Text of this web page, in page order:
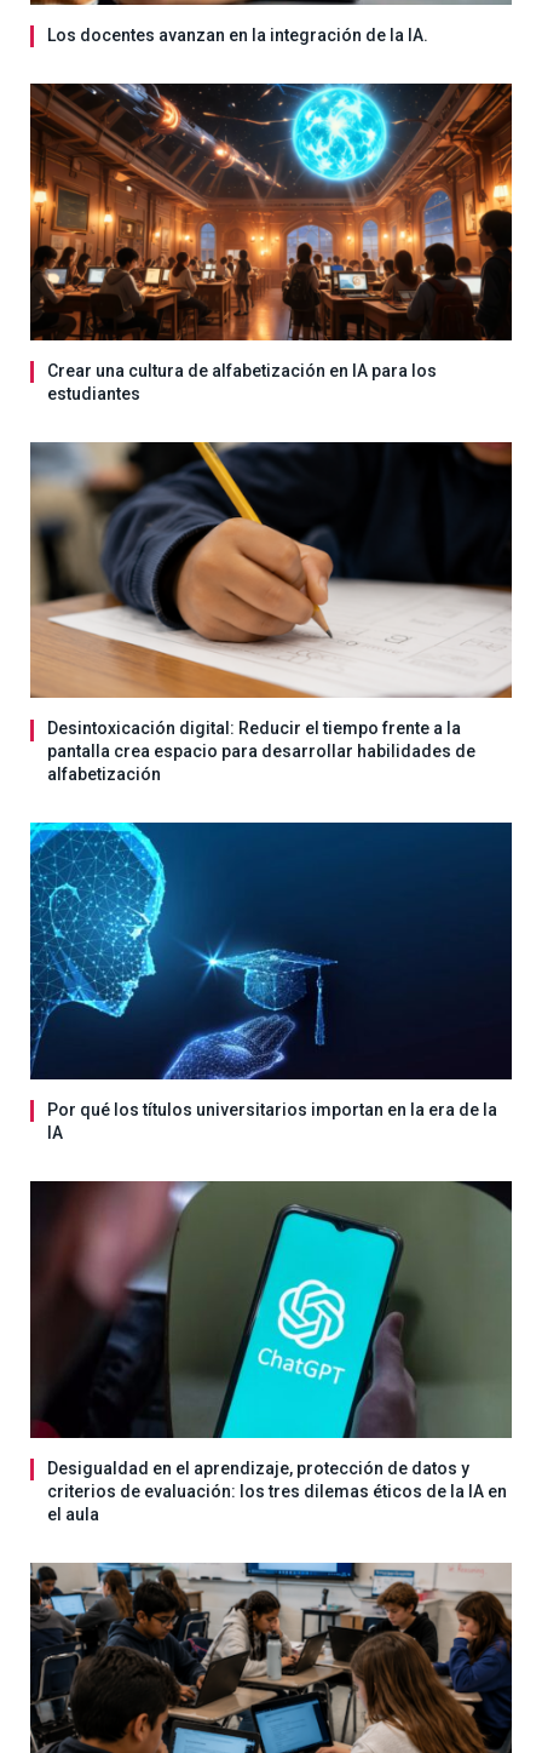
Los docentes avanzan en la integración de la IA.
Crear una cultura de alfabetización en IA para los
estudiantes
Desintoxicación digital: Reducir el tiempo frente a la
pantalla crea espacio para desarrollar habilidades de
alfabetización
Por qué los títulos universitarios importan en la era de la
IA
Desigualdad en el aprendizaje, protección de datos y
criterios de evaluación: los tres dilemas éticos de la IA en
el aula